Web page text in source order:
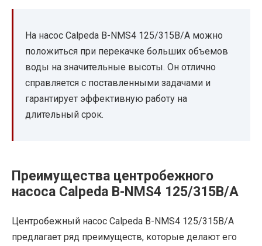
На насос Calpeda B-NMS4 125/315B/A можно
положиться при перекачке больших объемов
воды на значительные высоты. Он отлично
справляется с поставленными задачами и
гарантирует эффективную работу на
длительный срок.
Преимущества центробежного
насоса Calpeda B-NMS4 125/315B/A
Центробежный насос Calpeda B-NMS4 125/315B/A
предлагает ряд преимуществ, которые делают его